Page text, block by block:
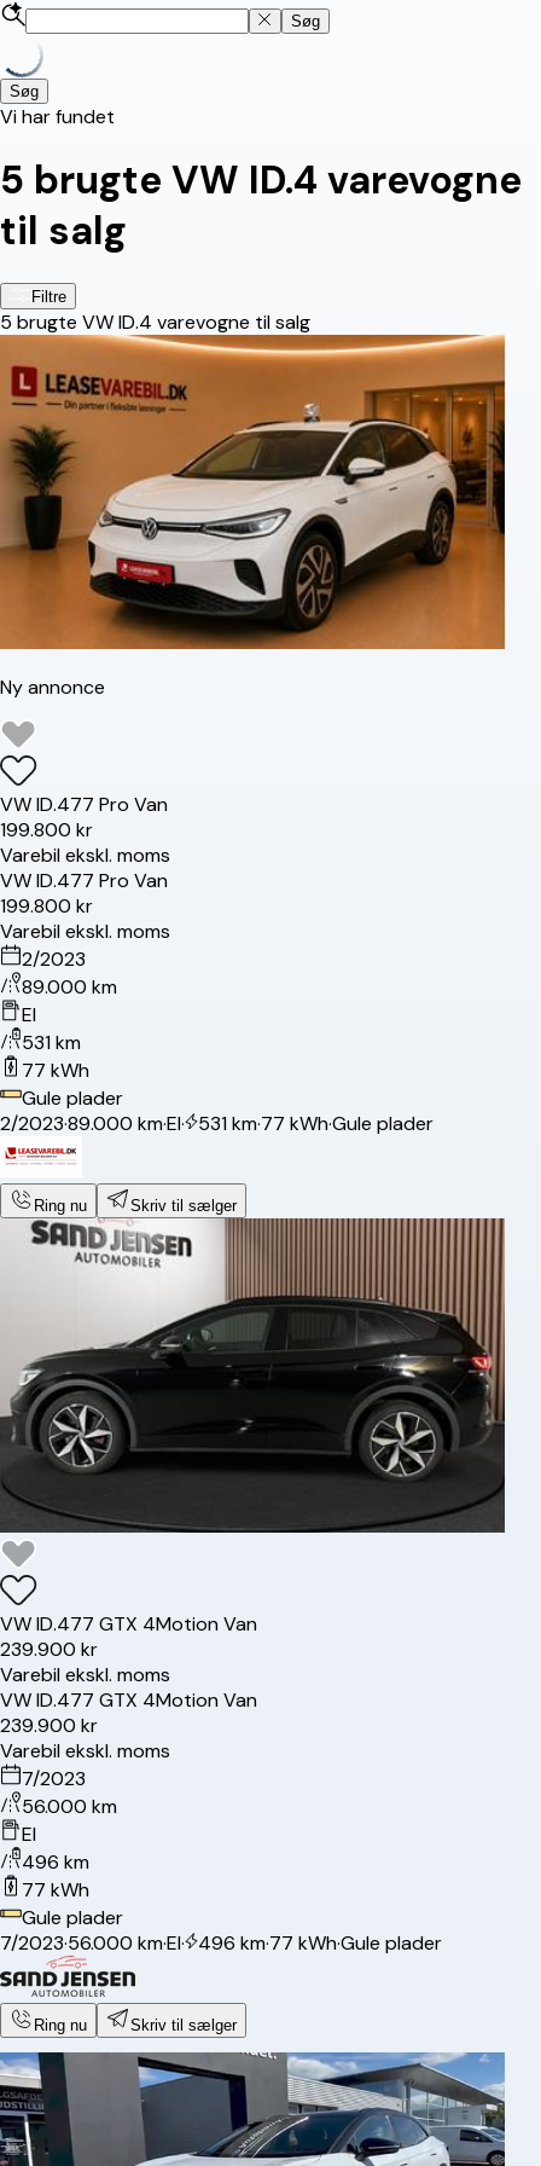
Søg
Søg
Vi har fundet
5 brugte VW ID.4 varevogne
til salg
Filtre
5 brugte VW ID.4 varevogne til salg
Ny annonce
VWID.477 Pro Van
199.800 kr
Varebil ekskl. moms
VWID.477 Pro Van
199.800 kr
Varebil ekskl. moms
2/2023
89.000 km
El
531 km
77 kWh
Gule plader
2/2023·89.000 km·El· 531 km·77 kWh·Gule plader
Ring nu Skriv til sælger
VWID.477 GTX 4Motion Van
239.900 kr
Varebil ekskl. moms
VWID.477 GTX 4Motion Van
239.900 kr
Varebil ekskl. moms
7/2023
56.000 km
El
496 km
77 kWh
Gule plader
7/2023·56.000 km·El· 496 km·77 kWh·Gule plader
Ring nu Skriv til sælger